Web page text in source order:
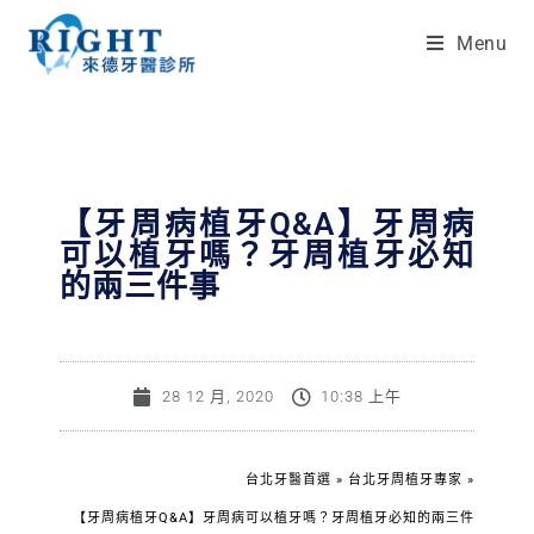
Menu
【牙周病植牙Q&A】牙周病
可以植牙嗎？牙周植牙必知
的兩三件事
28 12 月, 2020 10:38 上午
台北牙醫首選 » 台北牙周植牙專家 »
【牙周病植牙Q&A】牙周病可以植牙嗎？牙周植牙必知的兩三件